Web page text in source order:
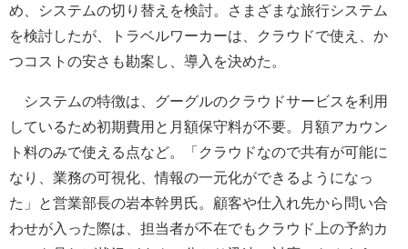
め、システムの切り替えを検討。さまざまな旅行システム
を検討したが、トラベルワーカーは、クラウドで使え、か
つコストの安さも勘案し、導入を決めた。
システムの特徴は、グーグルのクラウドサービスを利用
しているため初期費用と月額保守料が不要。月額アカウン
ト料のみで使える点など。「クラウドなので共有が可能に
なり、業務の可視化、情報の一元化ができるようになっ
た」と営業部長の岩本幹男氏。顧客や仕入れ先から問い合
わせが入った際は、担当者が不在でもクラウド上の予約カ